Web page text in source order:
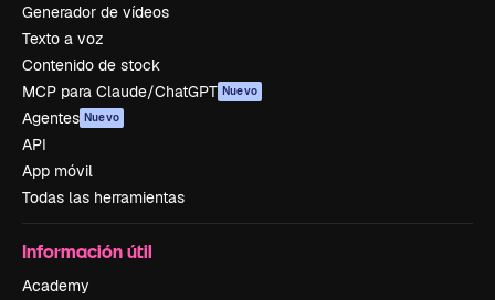
Generador de vídeos
Texto a voz
Contenido de stock
MCP para Claude/ChatGPT Nuevo
Agentes Nuevo
API
App móvil
Todas las herramientas
Información útil
Academy